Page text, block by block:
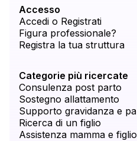
Accesso
Accedi o Registrati
Figura professionale?
Registra la tua struttura
Categorie più ricercate
Consulenza post parto
Sostegno allattamento
Supporto gravidanza e
Ricerca di un figlio
Assistenza mamma e figlio